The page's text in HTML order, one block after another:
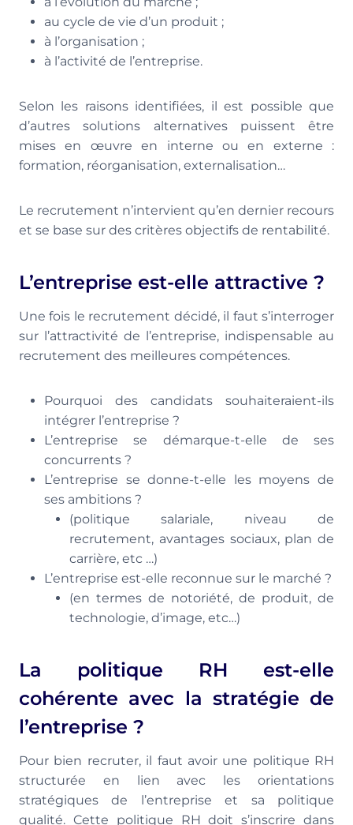
au cycle de vie d’un produit ;
à l’organisation ;
à l’activité de l’entreprise.
Selon les raisons identifiées, il est possible que
d’autres solutions alternatives puissent être
mises en œuvre en interne ou en externe :
formation, réorganisation, externalisation…
Le recrutement n’intervient qu’en dernier recours
et se base sur des critères objectifs de rentabilité.
L’entreprise est-elle attractive ?
Une fois le recrutement décidé, il faut s’interroger
sur l’attractivité de l’entreprise, indispensable au
recrutement des meilleures compétences.
Pourquoi des candidats souhaiteraient-ils
intégrer l’entreprise ?
L’entreprise se démarque-t-elle de ses
concurrents ?
L’entreprise se donne-t-elle les moyens de
ses ambitions ?
(politique salariale, niveau de
recrutement, avantages sociaux, plan de
carrière, etc …)
L’entreprise est-elle reconnue sur le marché ?
(en termes de notoriété, de produit, de
technologie, d’image, etc…)
La politique RH est-elle
cohérente avec la stratégie de
l’entreprise ?
Pour bien recruter, il faut avoir une politique RH
structurée en lien avec les orientations
stratégiques de l’entreprise et sa politique
qualité. Cette politique RH doit s’inscrire dans